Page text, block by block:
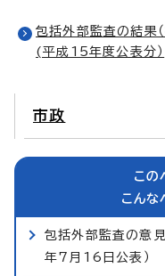
包括外部監査の結果
(平成15年度公表分）
市政
この
こんな
包括外部監査の意
年7月16日公表）